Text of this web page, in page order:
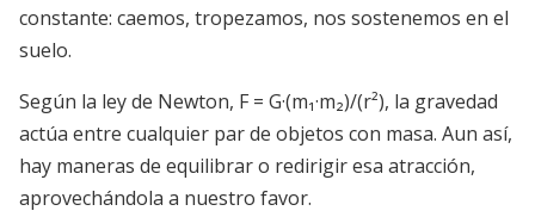
constante: caemos, tropezamos, nos sostenemos en el
suelo.
Según la ley de Newton, F = G·(m₁·m₂)/(r²), la gravedad
actúa entre cualquier par de objetos con masa. Aun así,
hay maneras de equilibrar o redirigir esa atracción,
aprovechándola a nuestro favor.